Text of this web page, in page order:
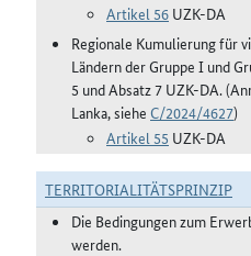
Artikel 56 UZK-DA
Regionale Kumulierung für
Ländern der Gruppe I und
5 und Absatz 7 UZK-DA.
Lanka, siehe C/2024/4627)
Artikel 55 UZK-DA
TERRITORIALITÄTSPRINZIP
Die Bedingungen zum
werden.